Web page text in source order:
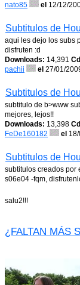
nato85
el 12/12/
Subtitulos de
aqui les dejo los subs
disfruten :d
Downloads: 14,391
pachii
el 27/01/
Subtitulos de
subtitulo de b>www
mejores, lejos!!
Downloads: 13,398
FeDe160182
el
Subtitulos de
subtitulos creados por
s06e04 -fqm,
salu2!!!
¿FALTAN MÁS